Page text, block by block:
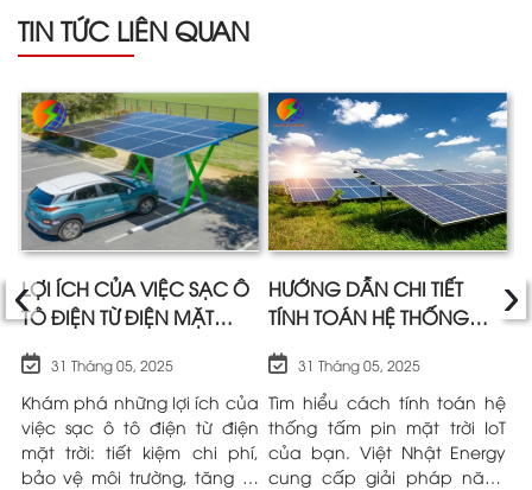
TIN TỨC LIÊN QUAN
LỢI ÍCH CỦA VIỆC SẠC Ô
TÔ ĐIỆN TỪ ĐIỆN MẶT
31 Tháng 05, 2025
Khám phá những lợi ích của
việc sạc ô tô điện từ điện
mặt trời: tiết kiệm chi phí,
bảo vệ môi trường, tăng tự
HƯỚNG DẪN CHI TIẾT
TÍNH TOÁN HỆ THỐNG
VIỆT NHẬT ENERGY
31 Tháng 05, 2025
Tìm hiểu cách tính toán hệ
thống tấm pin mặt trời IoT
của bạn. Việt Nhật Energy
cung cấp giải pháp năng
‹ ›